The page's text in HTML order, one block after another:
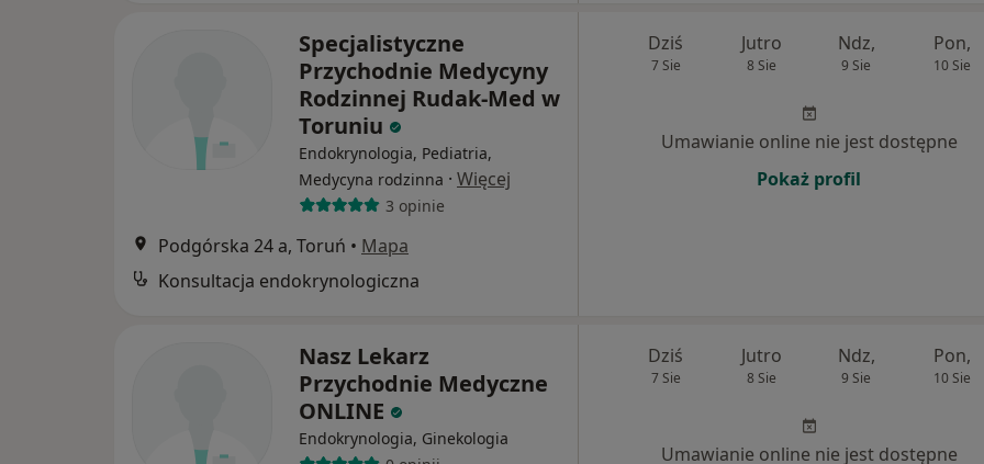
Specjalistyczne
Przychodnie Medycyny
Rodzinnej Rudak-Med w
Toruniu
Endokrynologia, Pediatria,
Medycyna rodzinna · Więcej
3 opinie
Podgórska 24 a, Toruń • Mapa
Konsultacja endokrynologiczna
Dziś
7 Sie
Jutro
8 Sie
Ndz,
9 Sie
Pon,
10 Sie
Umawianie online nie jest dostępne
Pokaż profil
Nasz Lekarz
Przychodnie Medyczne
ONLINE
Endokrynologia, Ginekologia
Dziś
7 Sie
Jutro
8 Sie
Ndz,
9 Sie
Pon,
10 Sie
Umawianie online nie jest dostępne